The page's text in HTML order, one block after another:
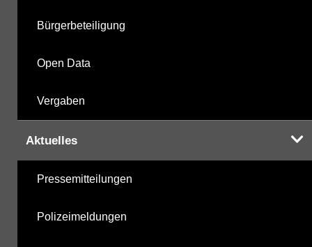
Bürgerbeteiligung
Open Data
Vergaben
Aktuelles
Pressemitteilungen
Polizeimeldungen